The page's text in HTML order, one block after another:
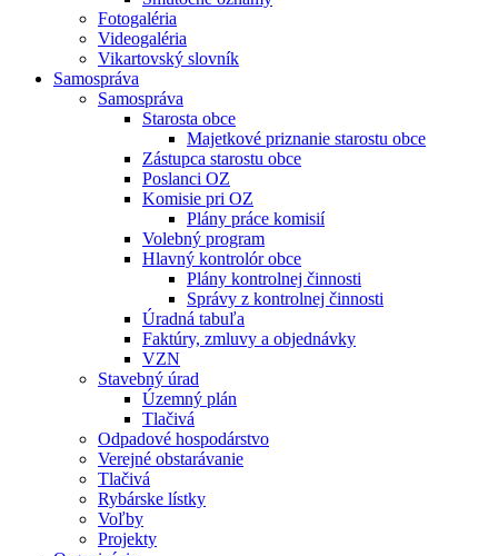
Fotogaléria
Videogaléria
Vikartovský slovník
Samospráva
Samospráva
Starosta obce
Majetkové priznanie starostu obce
Zástupca starostu obce
Poslanci OZ
Komisie pri OZ
Plány práce komisií
Volebný program
Hlavný kontrolór obce
Plány kontrolnej činnosti
Správy z kontrolnej činnosti
Úradná tabuľa
Faktúry, zmluvy a objednávky
VZN
Stavebný úrad
Územný plán
Tlačivá
Odpadové hospodárstvo
Verejné obstarávanie
Tlačivá
Rybárske lístky
Voľby
Projekty